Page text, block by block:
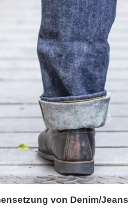
von Denim/Jeans